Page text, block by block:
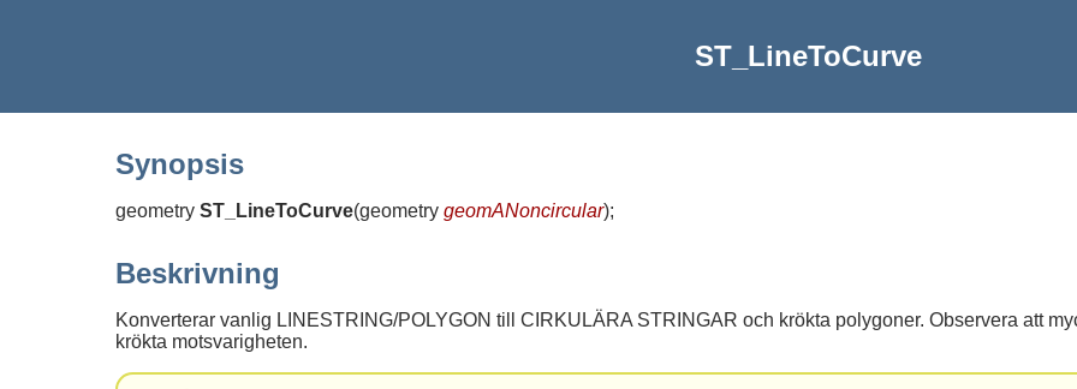
ST_LineToCurve
Synopsis
geometry ST_LineToCurve(geometry geomANoncircular);
Beskrivning
Konverterar vanlig LINESTRING/POLYGON till CIRKULÄRA STRINGAR och krökta polygoner. Observera att
krökta motsvarigheten.